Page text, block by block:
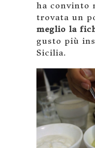
ha convinto
trovata un
meglio la
gusto più
Sicilia.